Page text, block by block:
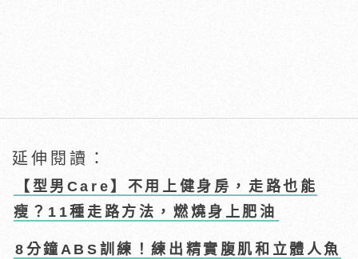
延伸閱讀：
【型男Care】不用上健身房，走路也能
瘦？11種走路方法，燃燒身上肥油
8分鐘ABS訓練！練出精實腹肌和立體人魚